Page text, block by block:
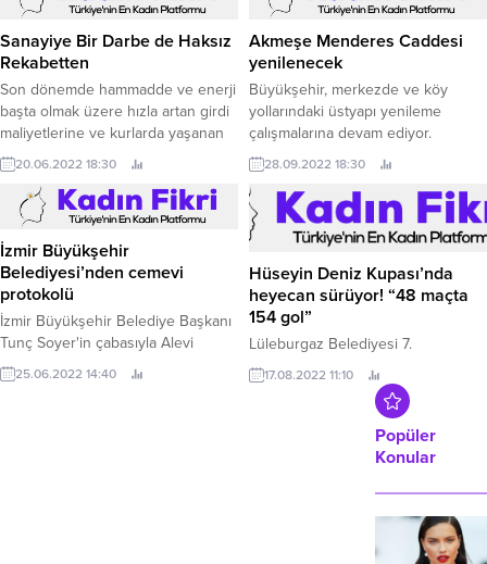
Haftası kutlama etkinlikleri, bu yıl
Darıca’da düzenlendi.
veteriner hekimleriyle bir araya
geldi.
Sanayiye Bir Darbe de Haksız
Rekabetten
Son dönemde hammadde ve enerji
başta olmak üzere hızla artan girdi
maliyetlerine ve kurlarda yaşanan
hareketliliğe rağmen üretime ara
vermeksizin devam etmek üzere
büyük bir öz veriyle çalışan plastik
sanayine bir darbenin de haksız
rekabetten geldiğini dile getiren
Plastik Sanayicileri Derneği
(PAGDER) Yönetim Kurulu Başkanı
Selçuk Gülsün, “Son aylarda
İran’dan...
20.06.2022 18:30
Akmeşe Menderes Caddesi
yenilenecek
Büyükşehir, merkezde ve köy
yollarındaki üstyapı yenileme
çalışmalarına devam ediyor.
28.09.2022 18:30
İzmir Büyükşehir
Belediyesi’nden cemevi
protokolü
İzmir Büyükşehir Belediye Başkanı
Tunç Soyer'in çabasıyla Alevi
yurttaşların ibadetleri ve etkinlikleri
için kullandıkları İzmir'deki üç kültür
25.06.2022 14:40
Hüseyin Deniz Kupası’nda
heyecan sürüyor! “48 maçta
154 gol”
Lüleburgaz Belediyesi 7.
17.08.2022 11:10
Popüler
Konular